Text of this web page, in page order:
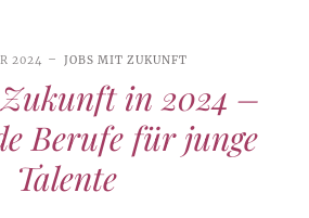
2024 JOBS MIT ZUKUNFT
in 2024 –
Berufe für junge
Talente